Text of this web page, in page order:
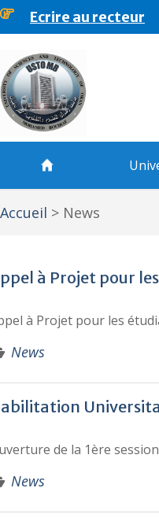
principalEcrire au recteur
Accueil > News
à Projet pour
à Projet pour les
News
de la 1ère
News